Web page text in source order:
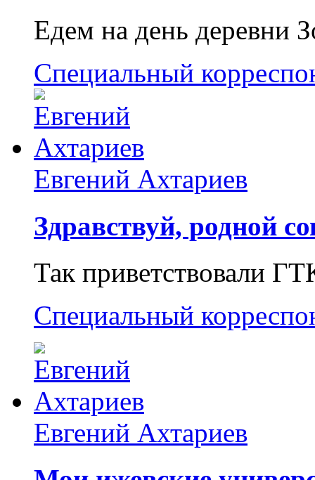
Едем на день деревни
Специальный
Евгений Ахтариев
Здравствуй, родной
Так приветствовали
Специальный
Евгений Ахтариев